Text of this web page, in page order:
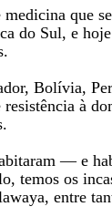
que
do Sul, e
Bolívia,
à
— e
temos os
entre